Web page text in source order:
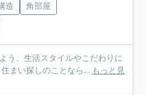
造
角部屋
う、生活スタイルやこだわりに
まい探しのことなら... もっと見